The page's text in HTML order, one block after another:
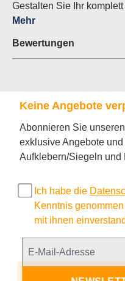
Gestalten Sie Ihr
Mehr
Bewertungen
Keine Angebote
Abonnieren Sie
exklusive Angebote
Aufklebern/Siegeln und
Ich habe die
Kenntnis
mit ihnen